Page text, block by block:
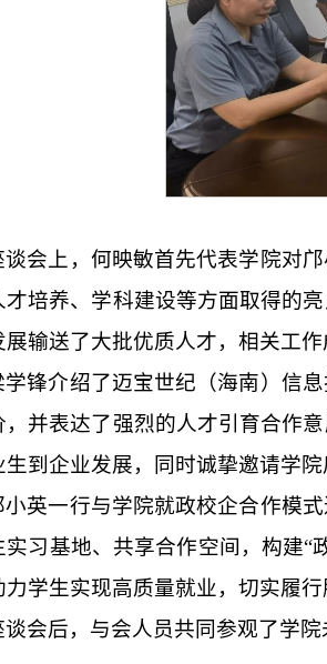
谈会上，何映敏首先代表学院对
才培养、学科建设等方面取得的
展输送了大批优质人才，相关工
学锋介绍了迈宝世纪（海南）信
，并表达了强烈的人才引育合作
生到企业发展，同时诚挚邀请学
小英一行与学院就政校企合作模
实习基地、共享合作空间，构建
力学生实现高质量就业，切实履
谈会后，与会人员共同参观了学